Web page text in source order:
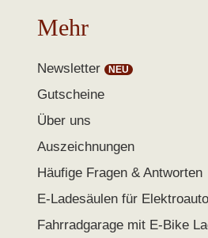
Mehr
Newsletter
Gutscheine
Über uns
Auszeichnungen
Häufige Fragen & Antworten
E-Ladesäulen für
Fahrradgarage mit E-Bike